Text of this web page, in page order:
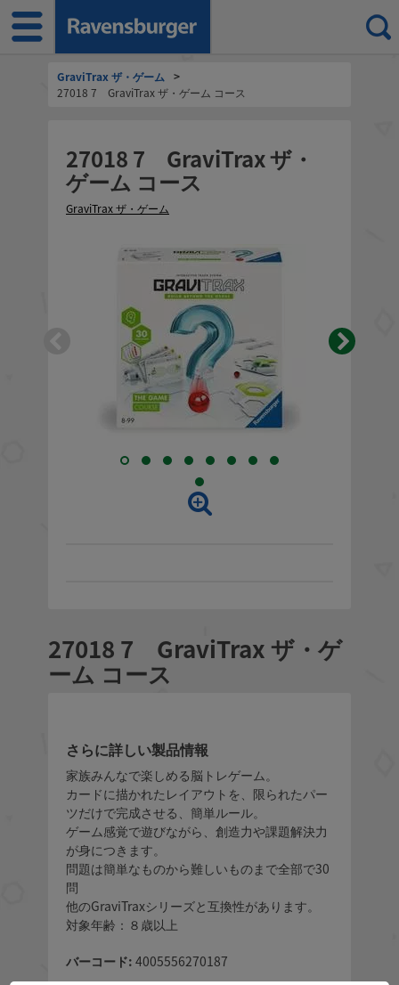
GraviTrax ザ・ゲーム
>
27018 7 GraviTrax ザ・ゲーム コース
27018 7 GraviTrax ザ・
ゲーム コース
GraviTrax ザ・ゲーム
27018 7 GraviTrax ザ・ゲ
ーム コース
さらに詳しい製品情報
家族みんなで楽しめる脳トレゲーム。
カードに描かれたレイアウトを、限られたパー
ツだけで完成させる、簡単ルール。
ゲーム感覚で遊びながら、創造力や課題解決力
が身につきます。
問題は簡単なものから難しいものまで全部で30
問
他のGraviTraxシリーズと互換性があります。
対象年齢：８歳以上
バーコード: 4005556270187